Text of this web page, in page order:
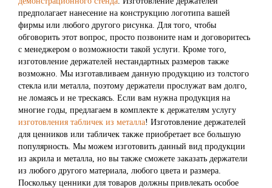
предполагает нанесение на конструкцию логотипа вашей
фирмы или любого другого рисунка. Для того, чтобы
обговорить этот вопрос, просто позвоните нам и договоритесь
с менеджером о возможности такой услуги. Кроме того,
изготовление держателей нестандартных размеров также
возможно. Мы изготавливаем данную продукцию из толстого
стекла или металла, поэтому держатели прослужат вам долго,
не ломаясь и не трескаясь. Если вам нужна продукция на
многие годы, предлагаем в комплекте к держателям услугу
изготовления табличек из металла! Изготовление держателей
для ценников или табличек также приобретает все большую
популярность. Мы можем изготовить данный вид продукции
из акрила и металла, но вы также сможете заказать держатели
из любого другого материала, любого цвета и размера.
Поскольку ценники для товаров должны привлекать особое